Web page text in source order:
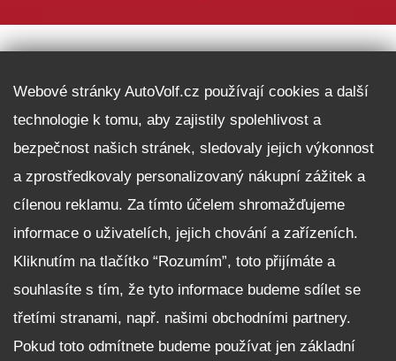
Fleet program Škoda
Nabídka zaměstnání
Facebook
Reklamační řád
Zásady zpracování osobních údajů pro zákazníky
Upozornění pro věřitele a společníky na jejich práva
Nastavení cookies
Webové stránky AutoVolf.cz používají cookies a další
technologie k tomu, aby zajistily spolehlivost a
bezpečnost našich stránek, sledovaly jejich výkonnost
a zprostředkovaly personalizovaný nákupní zážitek a
cílenou reklamu. Za tímto účelem shromažďujeme
informace o uživatelích, jejich chování a zařízeních.
Kliknutím na tlačítko “Rozumím”, toto přijímáte a
souhlasíte s tím, že tyto informace budeme sdílet se
třetími stranami, např. našimi obchodními partnery.
Pokud toto odmítnete budeme používat jen základní